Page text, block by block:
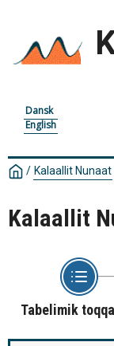
Dansk
English
/ Kalaallit Nunaat
Kalaallit
Tabelimik